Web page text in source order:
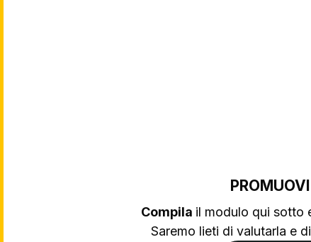
Compila il modulo qui sotto
Saremo lieti di valutarla e